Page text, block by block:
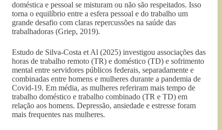
doméstica e pessoal se misturam ou não são respeitados. Isso
torna o equilíbrio entre a esfera pessoal e do trabalho um
grande desafio com claras repercussões na saúde das
trabalhadoras (Griep, 2019).
Estudo de Silva-Costa et Al (2025) investigou associações das
horas de trabalho remoto (TR) e doméstico (TD) e sofrimento
mental entre servidores públicos federais, separadamente e
combinadas entre homens e mulheres durante a pandemia de
Covid-19. Em média, as mulheres referiram mais tempo de
trabalho doméstico e trabalho combinado (TR e TD) em
relação aos homens. Depressão, ansiedade e estresse foram
mais frequentes nas mulheres.